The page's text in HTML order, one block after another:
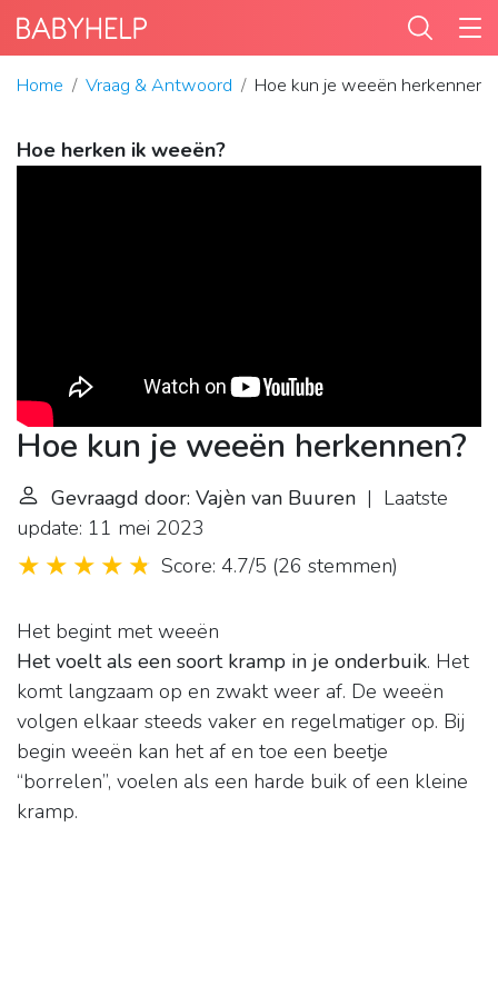
Home Vraag & Antwoord Hoe kun je weeën herkennen?
Hoe herken ik weeën?
Hoe kun je weeën herkennen?
Gevraagd door: Vajèn van Buuren | Laatste
update: 11 mei 2023
Score: 4.7/5 (26 stemmen)
Het begint met weeën
Het voelt als een soort kramp in je onderbuik. Het
komt langzaam op en zwakt weer af. De weeën
volgen elkaar steeds vaker en regelmatiger op. Bij
begin weeën kan het af en toe een beetje
“borrelen”, voelen als een harde buik of een kleine
kramp.